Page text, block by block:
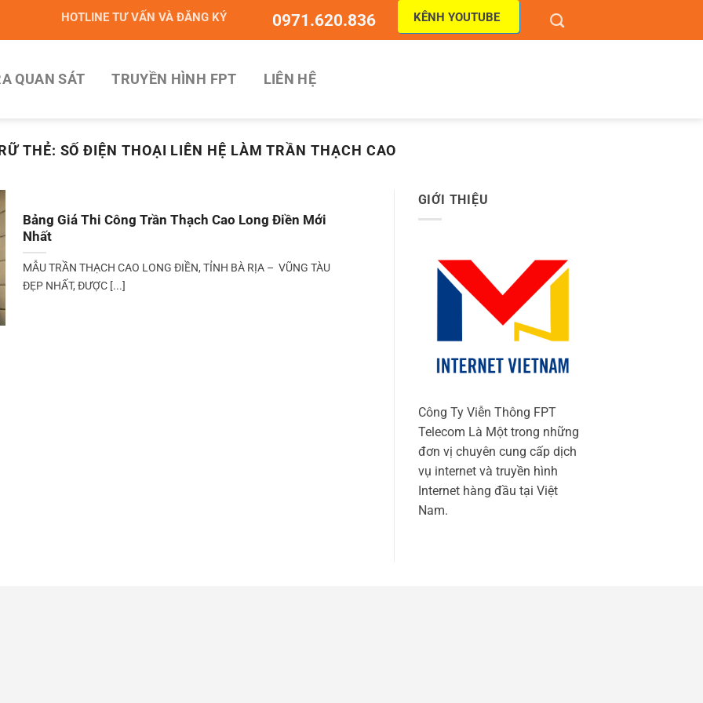
HOTLINE TƯ VẤN VÀ ĐĂNG KÝ 0971.620.836 KÊNH YOUTUBE
QUAN SÁT TRUYỀN HÌNH FPT LIÊN HỆ
THẺ: SỐ ĐIỆN THOẠI LIÊN HỆ LÀM TRẦN THẠCH CAO
Bảng Giá Thi Công Trần Thạch Cao Long Điền Mới
Nhất
MẪU TRẦN THẠCH CAO LONG ĐIỀN, TỈNH BÀ RỊA – VŨNG TÀU
ĐẸP NHẤT, ĐƯỢC [...]
GIỚI THIỆU
Công Ty Viễn Thông FPT
Telecom Là Một trong những
đơn vị chuyên cung cấp dịch
vụ internet và truyền hình
Internet hàng đầu tại Việt
Nam.